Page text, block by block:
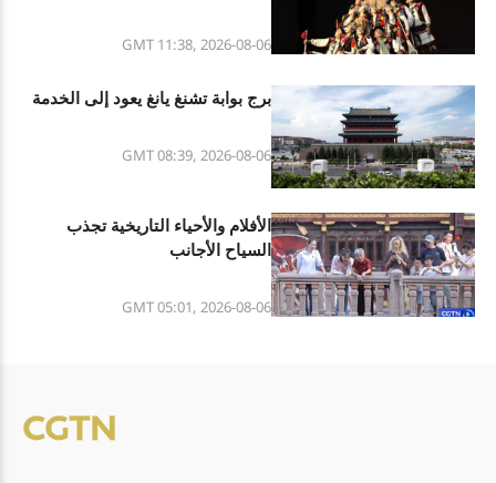
GMT 11:38, 2026-08-06
برج بوابة تشنغ يانغ يعود إلى الخدمة
GMT 08:39, 2026-08-06
الأفلام والأحياء التاريخية تجذب
السياح الأجانب
GMT 05:01, 2026-08-06